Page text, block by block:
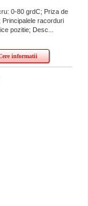
0-80 grdC; Priza de
racorduri
pozitie; Desc...
informatii